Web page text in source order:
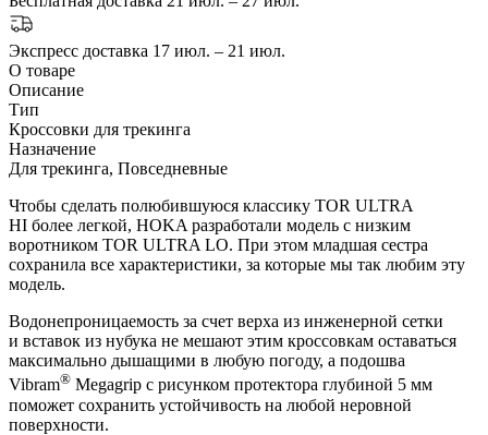
Экспресс доставка 17 июл. – 21 июл.
О товаре
Описание
Тип
Кроссовки для трекинга
Назначение
Для трекинга, Повседневные
Чтобы сделать полюбившуюся классику TOR ULTRA
HI более легкой, HOKA разработали модель с низким
воротником TOR ULTRA LO. При этом младшая сестра
сохранила все характеристики, за которые мы так любим эту
модель.
Водонепроницаемость за счет верха из инженерной сетки
и вставок из нубука не мешают этим кроссовкам оставаться
максимально дышащими в любую погоду, а подошва
Vibram® Megagrip с рисунком протектора глубиной 5 мм
поможет сохранить устойчивость на любой неровной
поверхности.